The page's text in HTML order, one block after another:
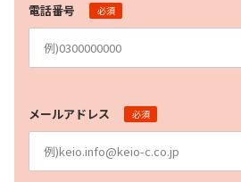
電話番号 必須
メールアドレス 必須